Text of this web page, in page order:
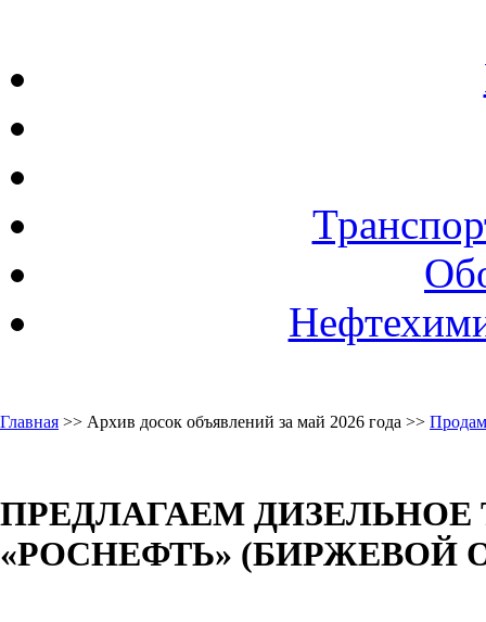
Главная >> Архив досок объявлений за май 2026 года >>
ПРЕДЛАГАЕМ
«РОСНЕФТЬ» (БИРЖЕВОЙ